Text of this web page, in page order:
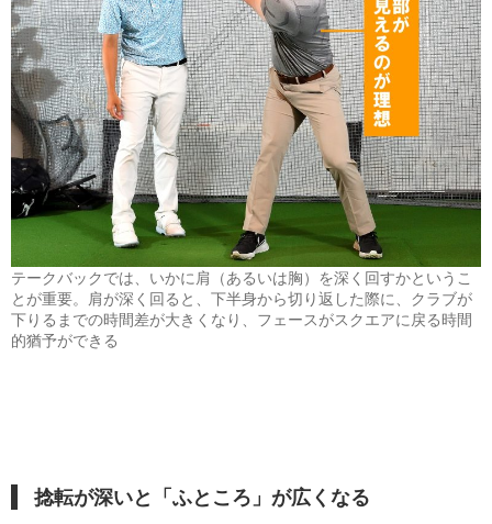
テークバックでは、いかに肩（あるいは胸）を深く回すかというこ
とが重要。肩が深く回ると、下半身から切り返した際に、クラブが
下りるまでの時間差が大きくなり、フェースがスクエアに戻る時間
的猶予ができる
捻転が深いと「ふところ」が広くなる